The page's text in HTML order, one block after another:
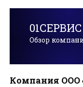
01СЕРВИС
Обзор
Компания ООО